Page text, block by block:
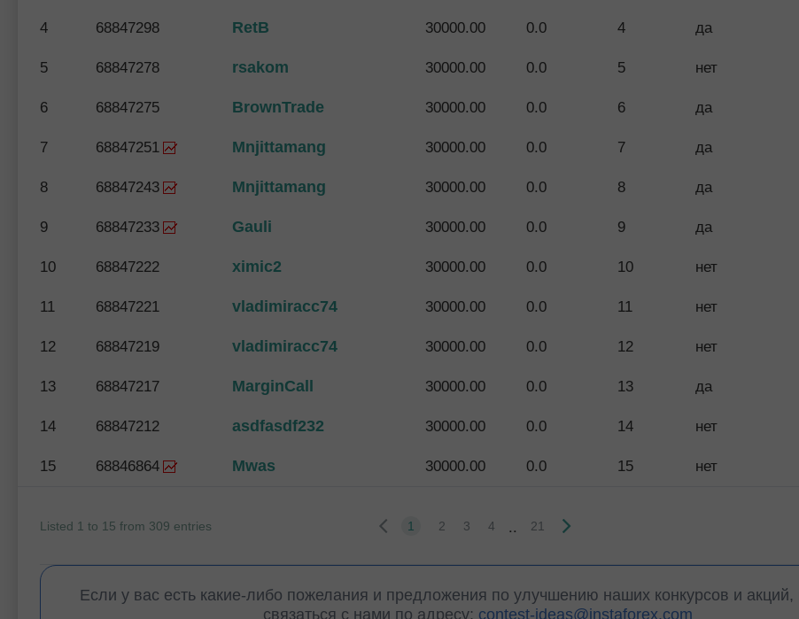
4 68847298 RetB 30000.00 0.0 4 да
5 68847278 rsakom 30000.00 0.0 5 нет
6 68847275 BrownTrade 30000.00 0.0 6 да
7 68847251 Mnjittamang 30000.00 0.0 7 да
8 68847243 Mnjittamang 30000.00 0.0 8 да
9 68847233 Gauli 30000.00 0.0 9 да
10 68847222 ximic2 30000.00 0.0 10 нет
11 68847221 vladimiracc74 30000.00 0.0 11 нет
12 68847219 vladimiracc74 30000.00 0.0 12 нет
13 68847217 MarginCall 30000.00 0.0 13 да
14 68847212 asdfasdf232 30000.00 0.0 14 нет
15 68846864 Mwas 30000.00 0.0 15 нет
Listed 1 to 15 from 309 entries 1 2 3 4 .. 21
Если у вас есть какие-либо пожелания и предложения по улучшению наших конкурсов и
связаться с нами по адресу: contest-ideas@instaforex.com